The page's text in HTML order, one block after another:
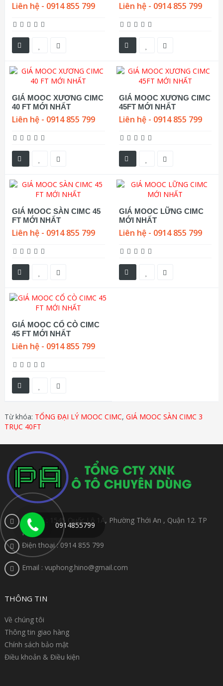
Liên hệ - 0914 855 799 Liên hệ - 0914 855 799
GIÁ MOOC XƯƠNG CIMC
40 FT MỚI NHẤT
Liên hệ - 0914 855 799
GIÁ MOOC XƯƠNG CIMC
45FT MỚI NHẤT
Liên hệ - 0914 855 799
GIÁ MOOC SÀN CIMC 45
FT MỚI NHẤT
Liên hệ - 0914 855 799
GIÁ MOOC LỮNG CIMC
MỚI NHẤT
Liên hệ - 0914 855 799
GIÁ MOOC CỔ CÒ CIMC
45 FT MỚI NHẤT
Liên hệ - 0914 855 799
Từ khóa: TỔNG ĐẠI LÝ MOOC CIMC, GIÁ MOOC SÀN CIMC 3
TRỤC 40FT
Địa chỉ : 1545 Quốc Lộ 1A, Phường Thới An , Quận 12. TP
HCM
Điện thoại : 0914 855 799
Email : vuphong.hino@gmail.com
THÔNG TIN
Về chúng tôi
Thông tin giao hàng
Chính sách bảo mật
Điều khoản & Điều kiện
0914855799